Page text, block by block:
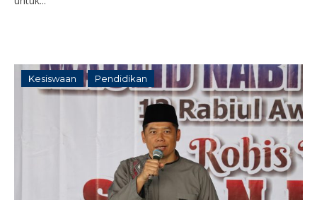
Kesiswaan Pendidikan